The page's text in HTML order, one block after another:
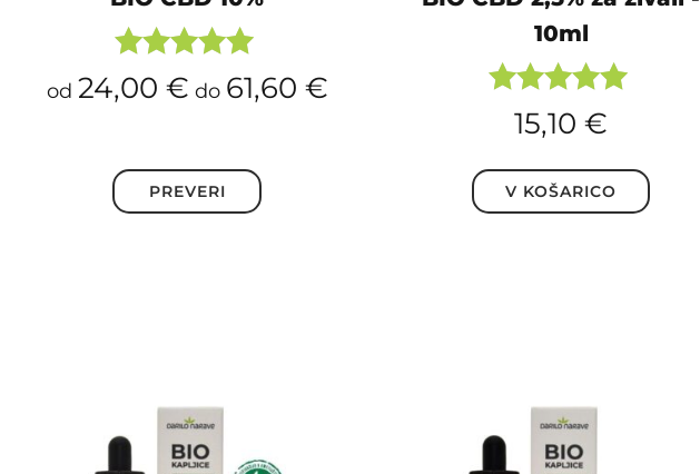
Ocenjeno
5.00
od 24,00 € do 61,60 €
PREVERI
10ml
Ocenjeno
5.00
od 5
15,10 €
V KOŠARICO